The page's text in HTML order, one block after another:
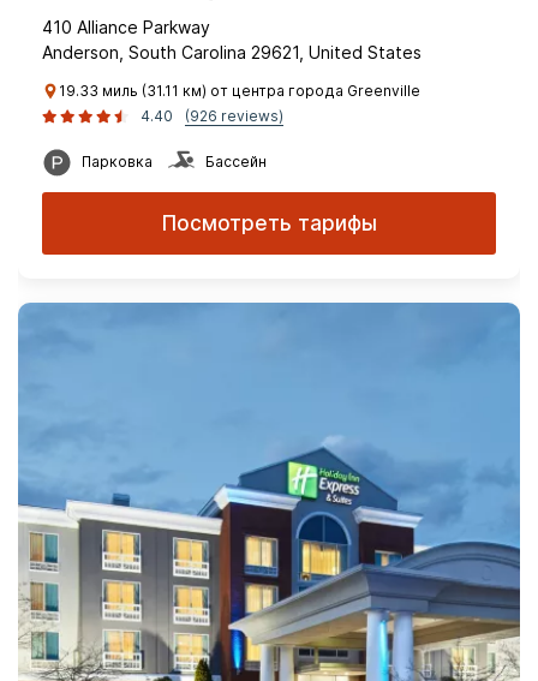
410 Alliance Parkway
Anderson, South Carolina 29621, United States
19.33 миль (31.11 км) от центра города Greenville
4.40
(926 reviews)
Парковка Бассейн
Посмотреть тарифы